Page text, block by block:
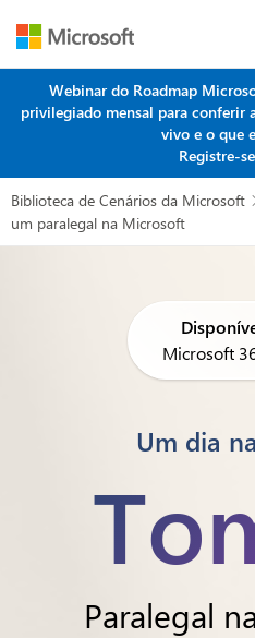
Webinar do Roadmap
privilegiado mensal para conferir
vivo e o que
Registre-
Biblioteca de Cenários da Microsoft
um paralegal na Microsoft
Microsoft
Um dia
Paralegal